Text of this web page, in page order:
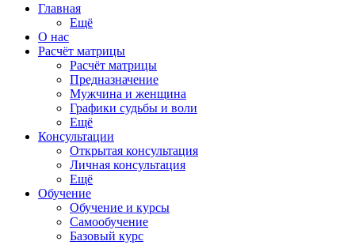
Главная
Ещё
О нас
Расчёт матрицы
Расчёт матрицы
Предназначение
Мужчина и женщина
Графики судьбы и воли
Ещё
Консультации
Открытая консультация
Личная консультация
Ещё
Обучение
Обучение и курсы
Самообучение
Базовый курс